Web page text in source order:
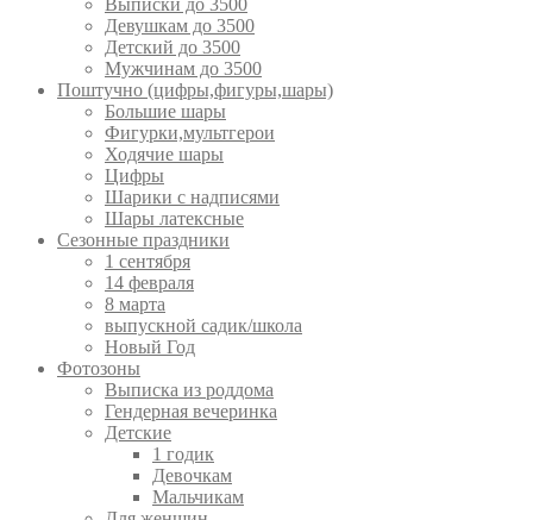
Девушкам до 3500
Детский до 3500
Мужчинам до 3500
Поштучно (цифры,фигуры,шары)
Большие шары
Фигурки,мультгерои
Ходячие шары
Цифры
Шарики с надписями
Шары латексные
Сезонные праздники
1 сентября
14 февраля
8 марта
выпускной садик/школа
Новый Год
Фотозоны
Выписка из роддома
Гендерная вечеринка
Детские
1 годик
Девочкам
Мальчикам